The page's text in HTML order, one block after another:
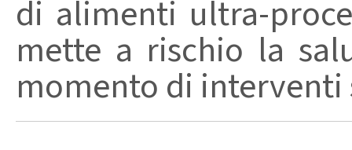
di alimenti ultra-
mette a rischio la
momento di